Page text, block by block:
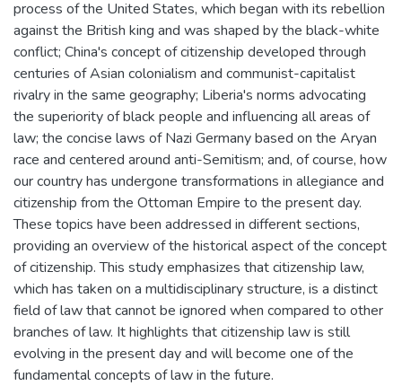
process of the United States, which began with its rebellion
against the British king and was shaped by the black-white
conflict; China's concept of citizenship developed through
centuries of Asian colonialism and communist-capitalist
rivalry in the same geography; Liberia's norms advocating
the superiority of black people and influencing all areas of
law; the concise laws of Nazi Germany based on the Aryan
race and centered around anti-Semitism; and, of course, how
our country has undergone transformations in allegiance and
citizenship from the Ottoman Empire to the present day.
These topics have been addressed in different sections,
providing an overview of the historical aspect of the concept
of citizenship. This study emphasizes that citizenship law,
which has taken on a multidisciplinary structure, is a distinct
field of law that cannot be ignored when compared to other
branches of law. It highlights that citizenship law is still
evolving in the present day and will become one of the
fundamental concepts of law in the future.